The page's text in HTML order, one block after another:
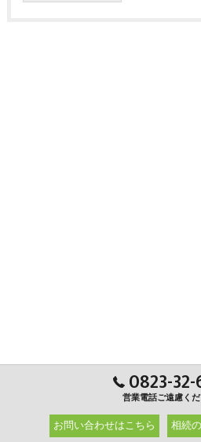
0823-
営業電話ご遠慮くだ
お問い合わせはこちら 相続